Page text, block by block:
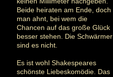
Beide heiraten am Ende, doch
man ahnt, bei wem die
Chancen auf das große Glück
besser stehen. Die Schwärmer
sind es nicht.
Es ist wohl Shakespeares
schönste Liebeskomödie. Das